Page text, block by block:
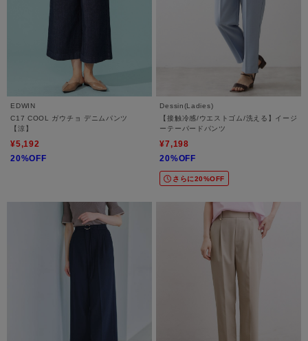
EDWIN
C17 COOL ガウチョ デニムパンツ
【涼】
¥5,192
20%OFF
Dessin(Ladies)
【接触冷感/ウエストゴム/洗える】イージ
ーテーパードパンツ
¥7,198
20%OFF
さらに20%OFF